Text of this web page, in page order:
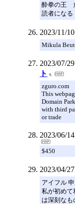
酔拳の王
読者になる
2023/11/
Mikula
2023/07/
ト
zguro.com
This
Domain
with third
or trade
2023/06/
$450
2023/04/
アイフル
私が初めて
は深刻な